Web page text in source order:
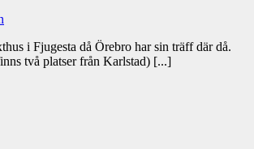
i Fjugesta då Örebro har sin träff där då.
två platser från Karlstad) [...]